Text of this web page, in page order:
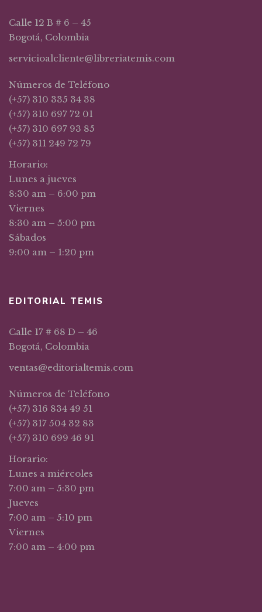
Calle 12 B # 6 – 45
Bogotá, Colombia
servicioalcliente@libreriatemis.com
Números de Teléfono
(+57) 310 335 34 38
(+57) 310 697 72 01
(+57) 310 697 93 85
(+57) 311 249 72 79
Horario:
Lunes a jueves
8:30 am – 6:00 pm
Viernes
8:30 am – 5:00 pm
Sábados
9:00 am – 1:20 pm
EDITORIAL TEMIS
Calle 17 # 68 D – 46
Bogotá, Colombia
ventas@editorialtemis.com
Números de Teléfono
(+57) 316 834 49 51
(+57) 317 504 32 83
(+57) 310 699 46 91
Horario:
Lunes a miércoles
7:00 am – 5:30 pm
Jueves
7:00 am – 5:10 pm
Viernes
7:00 am – 4:00 pm